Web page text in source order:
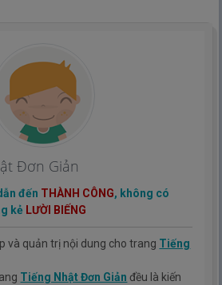
Đơn Giản
đến THÀNH CÔNG, không có
kẻ LƯỜI BIẾNG
và quản trị nội dung cho trang Tiếng
Tiếng Nhật Đơn Giản đều là kiến